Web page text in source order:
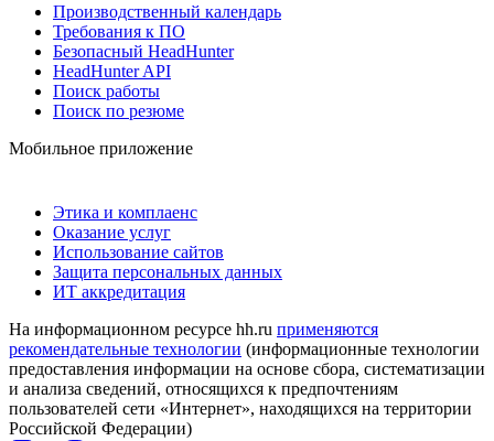
Производственный календарь
Требования к ПО
Безопасный HeadHunter
HeadHunter API
Поиск работы
Поиск по резюме
Мобильное приложение
Этика и комплаенс
Оказание услуг
Использование сайтов
Защита персональных данных
ИТ аккредитация
На информационном ресурсе hh.ru применяются
рекомендательные технологии (информационные технологии
предоставления информации на основе сбора, систематизации
и анализа сведений, относящихся к предпочтениям
пользователей сети «Интернет», находящихся на территории
Российской Федерации)